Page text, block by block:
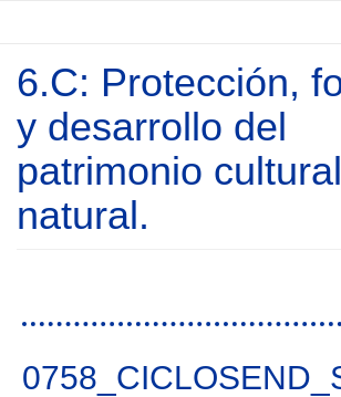
Presentación
Convocatorias
Gestión de Proyectos
6.C: Protección,
y desarrollo del
patrimonio
natural.